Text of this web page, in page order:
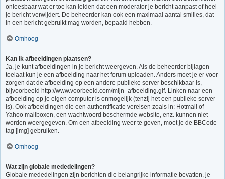
onleesbaar wat er toe kan leiden dat een moderator je bericht aanpast of heel
je bericht verwijdert. De beheerder kan ook een maximaal aantal smilies, dat
in een bericht gebruikt mag worden, bepaald hebben.
Omhoog
Kan ik afbeeldingen plaatsen?
Ja, je kunt afbeeldingen in je bericht weergeven. Als de beheerder bijlagen
toelaat kun je een afbeelding naar het forum uploaden. Anders moet je er voor
zorgen dat de afbeelding op een andere publieke server beschikbaar is,
bijvoorbeeld http://www.voorbeeld.com/mijn_afbeelding.gif. Linken naar een
afbeelding op je eigen computer is onmogelijk (tenzij het een publieke server
is). Ook afbeeldingen die een authentificatie vereisen zoals in: Hotmail of
Yahoo mailboxen, een wachtwoord beschermde website, enz. kunnen niet
worden weergegeven. Om een afbeelding weer te geven, moet je de BBCode
tag [img] gebruiken.
Omhoog
Wat zijn globale mededelingen?
Globale mededelingen zijn berichten die belangrijke informatie bevatten, je